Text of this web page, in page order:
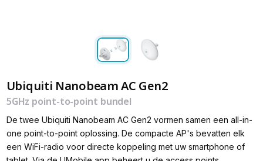
Ubiquiti Nanobeam AC Gen2
5GHz point-to-point bundel
De twee Ubiquiti Nanobeam AC Gen2 vormen samen een all-in-
one point-to-point oplossing. De compacte AP's bevatten elk
een WiFi-radio voor directe koppeling met uw smartphone of